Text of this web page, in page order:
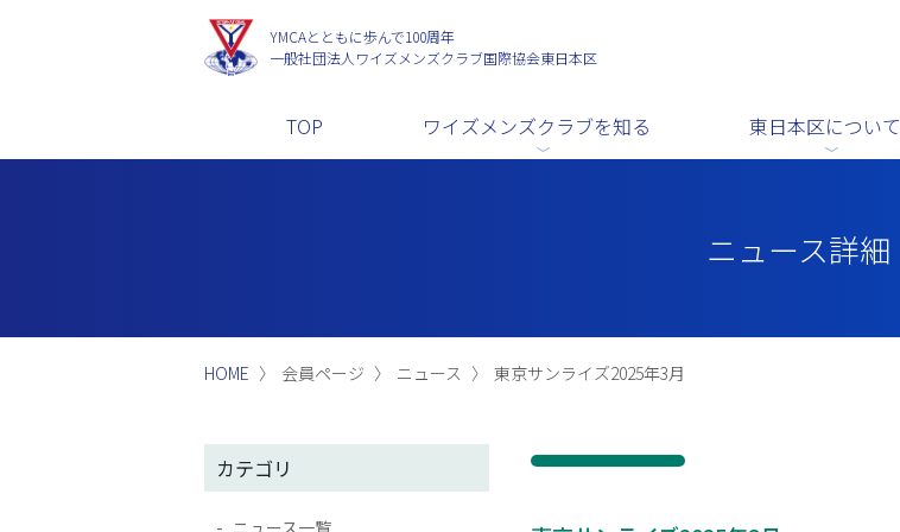
YMCAとともに歩んで100周年
一般社団法人 ワイズメンズクラブ国際協会東日本区
TOP ワイズメンズクラブを知る 東日本区について
ニュース詳細
HOME 会員ページ ニュース 東京サンライズ2025年3月
カテゴリ
ニュース一覧